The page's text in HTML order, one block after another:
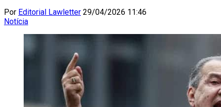
Por Editorial Lawletter 29/04/2026 11:46
Notícia